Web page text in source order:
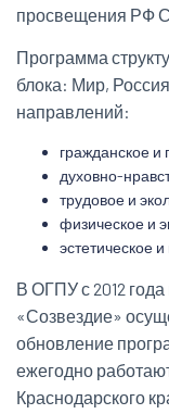
просвещения РФ
Программа
блока: Мир,
направлений:
гражданское и
духовно-
трудовое и
физическое и
эстетическое
В ОГПУ с 2012
«Созвездие»
обновление
ежегодно
Краснодарского